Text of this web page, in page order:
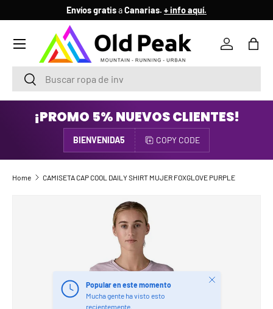
SKIP TO CONTENT
Envíos gratisaCanarias. + info aquí.
SearchSearch
Log inBag
Menu
¡PROMO 5% NUEVOS CLIENTES!
BIENVENIDA5 COPY CODE
Home CAMISETA CAP COOL DAILY SHIRT MUJER FOXGLOVE PURPLE
SKIP TO PRODUCT INFORMATION
Popular en este momento
Mucha gente ha visto esto
recientemente.
Close